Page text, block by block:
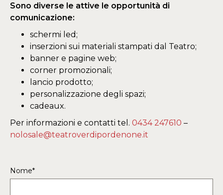
Sono diverse le attive le opportunità di
comunicazione:
schermi led;
inserzioni sui materiali stampati dal Teatro;
banner e pagine web;
corner promozionali;
lancio prodotto;
personalizzazione degli spazi;
cadeaux.
Per informazioni e contatti tel. 0434 247610 –
nolosale@teatroverdipordenone.it
Nome*